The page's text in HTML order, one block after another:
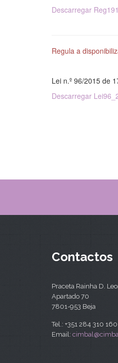
Descarregar
Regula a
Lei n.º 96/2015 de
Descarregar
Contactos
Praceta Rainha D.
Apartado 70
7801-953 Beja
Tel.: +351 284 310 160
Email: